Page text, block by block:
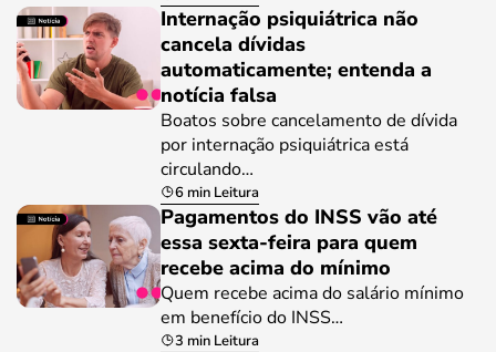
Internação psiquiátrica não
cancela dívidas
automaticamente; entenda a
notícia falsa
Boatos sobre cancelamento de dívida
por internação psiquiátrica está
circulando…
6 min Leitura
Pagamentos do INSS vão até
essa sexta-feira para quem
recebe acima do mínimo
Quem recebe acima do salário mínimo
em benefício do INSS…
3 min Leitura